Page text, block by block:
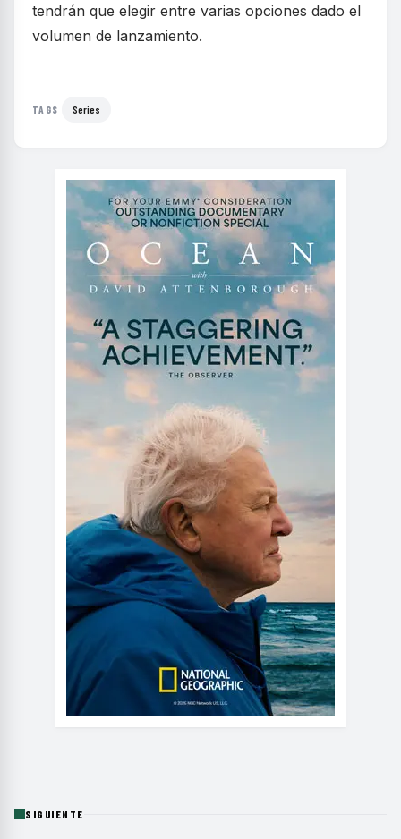
tendrán que elegir entre varias opciones dado el
volumen de lanzamiento.
TAGS Series
SIGUIENTE